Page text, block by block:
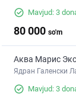
Mavjud: 3
80 000 so'm
Аква Марис
Ядран Галенски
Mavjud: 3